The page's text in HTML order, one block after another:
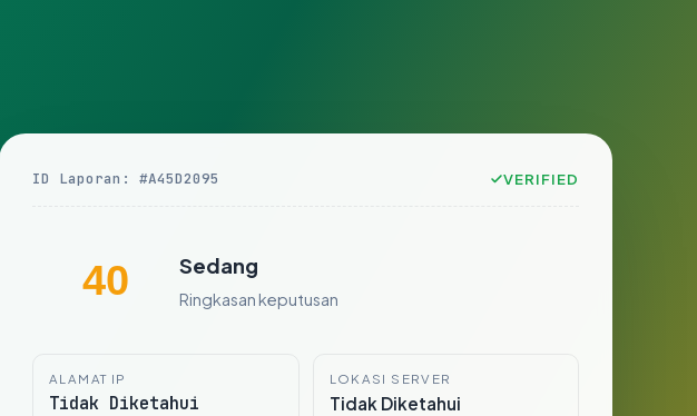
ID Laporan: #A45D2095 VERIFIED
40 Sedang
Ringkasan keputusan
ALAMAT IP
Tidak Diketahui
LOKASI SERVER
Tidak Diketahui